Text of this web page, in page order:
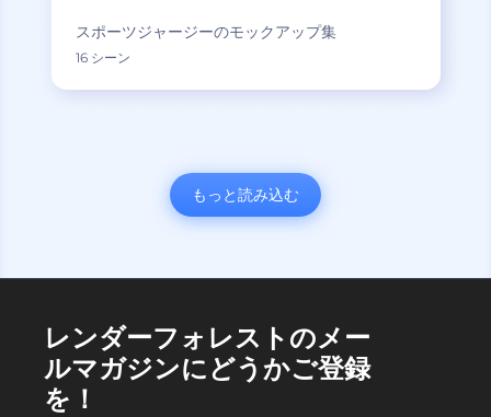
スポーツジャージーのモックアップ集
16 シーン
もっと読み込む
レンダーフォレストのメー
ルマガジンにどうかご登録
を！